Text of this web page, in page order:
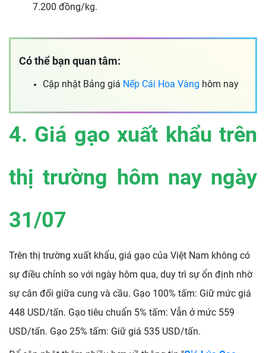
7.200 đồng/kg.
Có thể bạn quan tâm:
Cập nhật Bảng giá Nếp Cái Hoa Vàng hôm nay
4. Giá gạo xuất khẩu trên
thị trường hôm nay ngày
31/07
Trên thị trường xuất khẩu, giá gạo của Việt Nam không có
sự điều chỉnh so với ngày hôm qua, duy trì sự ổn định nhờ
sự cân đối giữa cung và cầu. Gạo 100% tấm: Giữ mức giá
448 USD/tấn. Gạo tiêu chuẩn 5% tấm: Vẫn ở mức 559
USD/tấn. Gạo 25% tấm: Giữ giá 535 USD/tấn.